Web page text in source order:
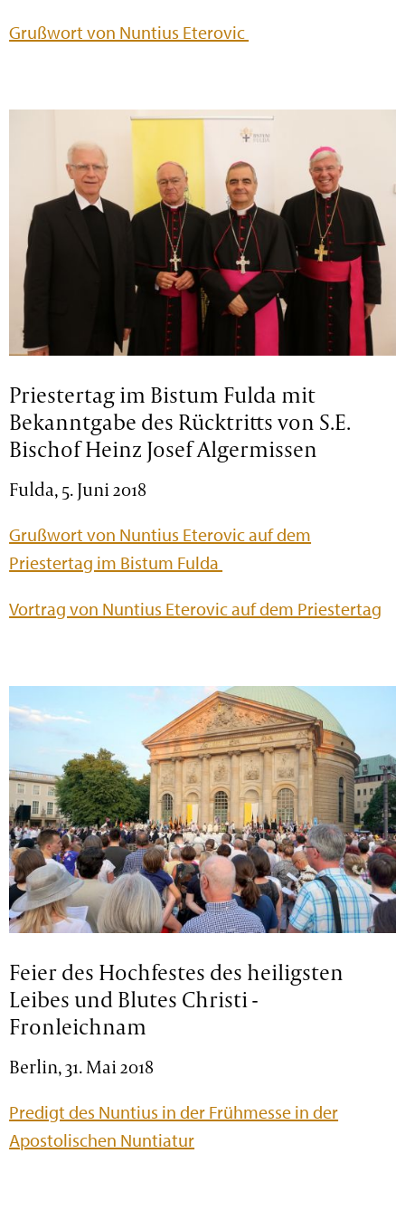
Grußwort von Nuntius Eterovic
Priestertag im Bistum Fulda mit
Bekanntgabe des Rücktritts von S.E.
Bischof Heinz Josef Algermissen
Fulda, 5. Juni 2018
Grußwort von Nuntius Eterovic auf dem
Priestertag im Bistum Fulda
Vortrag von Nuntius Eterovic auf dem Priestertag
Feier des Hochfestes des heiligsten
Leibes und Blutes Christi -
Fronleichnam
Berlin, 31. Mai 2018
Predigt des Nuntius in der Frühmesse in der
Apostolischen Nuntiatur